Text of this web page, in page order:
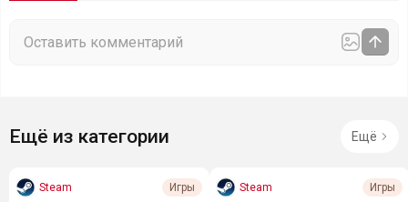
Ещё из категории Ещё
Steam Игры Steam Игры